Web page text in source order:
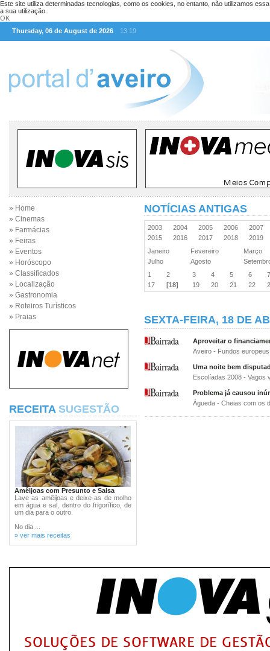
Este site utiliza determinadas tecnologias, como os cookies, no entanto, não utilizamos
a sua utilização.
OK
Thursday, 06 de August de 2026
13:19
» Home
» Cinemas
» Farmácias
» Feiras
» Eventos
» Horóscopo
» Classificados
» Localização
» Gastronomia
» Roteiros Turísticos
» Praias
RECEITA SUGESTÃO
Amêijoas com Presunto e Salsa
Lave as amêijoas e deixe-as de molho
em água e sal, dentro do frigorífico, de
um dia para o outro.
No dia ...
» ver mais receitas
NOTÍCIAS ANTIGAS
2003 2004 2005 2006
2007
2015
2016 2017 2018
2019
Janeiro
Fevereiro
Março
Julho
Agosto
1
2 3 4 5 6
17
[18] 19 20 21 22
SEXTA-FEIRA, 18 DE
Aproveitar o
Aveiro - Fundos
Uma noite bem
Escolíadas 2008 - Vagos
Problema já causou
Águeda - Cheias com os